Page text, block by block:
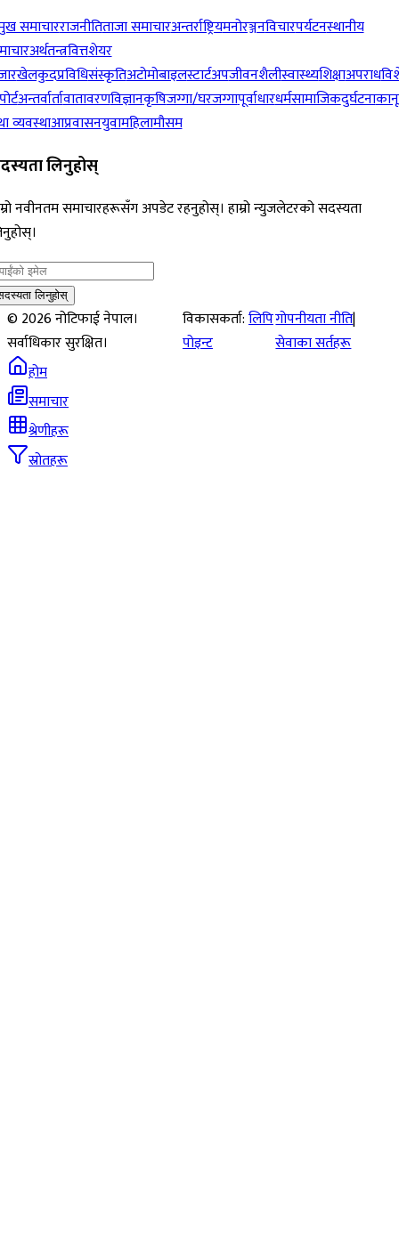
समाचारराजनीतिताजा समाचारअन्तर्राष्ट्रियमनोरञ्जनविचारपर्यटनस्थानीय
अर्थतन्त्रवित्तशेयर
खेलकुदप्रविधिसंस्कृतिअटोमोबाइलस्टार्टअपजीवनशैलीस्वास्थ्यशिक्षाअपराध
अन्तर्वार्तावातावरणविज्ञानकृषिजग्गा/घरजग्गापूर्वाधारधर्मसामाजिकदुर्घटना
व्यवस्थाआप्रवासनयुवामहिलामौसम
लिनुहोस्
नवीनतम समाचारहरूसँग अपडेट रहनुहोस्। हाम्रो न्युजलेटरको सदस्यता
लिनुहोस्
©2026नोटिफाई नेपाल।
सर्वाधिकार सुरक्षित।
विकासकर्ता:लिपि
पोइन्ट
गोपनीयता नीति|
सेवाका सर्तहरू
होम
समाचार
श्रेणीहरू
स्रोतहरू